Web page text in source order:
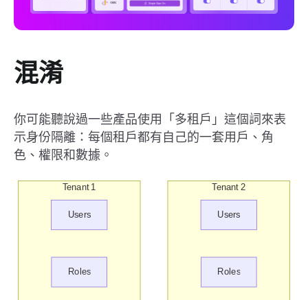
混淆
你可能聽說過一些產品使用「多租戶」這個詞來表
示身份隔離：每個租戶都有自己的一套用戶、角
色、權限和數據。